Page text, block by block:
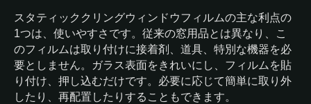
スタティッククリングウィンドウフィルムの主な利点の
1つは、使いやすさです。従来の窓用品とは異なり、こ
のフィルムは取り付けに接着剤、道具、特別な機器を必
要としません。ガラス表面をきれいにし、フィルムを貼
り付け、押し込むだけです。必要に応じて簡単に取り外
したり、再配置したりすることもできます。